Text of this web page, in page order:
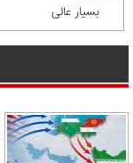
بسیار عالی